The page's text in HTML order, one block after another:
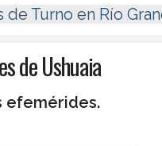
de Turno en Río
de Ushuaia
efemérides.